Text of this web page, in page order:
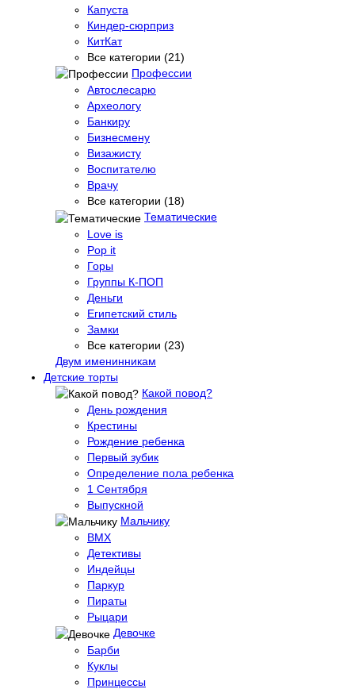
Капуста
Киндер-сюрприз
КитКат
Все категории (21)
Профессии
Автослесарю
Археологу
Банкиру
Бизнесмену
Визажисту
Воспитателю
Врачу
Все категории (18)
Тематические
Love is
Pop it
Горы
Группы К-ПОП
Деньги
Египетский стиль
Замки
Все категории (23)
Двум именинникам
Детские торты
Какой повод?
День рождения
Крестины
Рождение ребенка
Первый зубик
Определение пола ребенка
1 Сентября
Выпускной
Мальчику
BMX
Детективы
Индейцы
Паркур
Пираты
Рыцари
Девочке
Барби
Куклы
Принцессы